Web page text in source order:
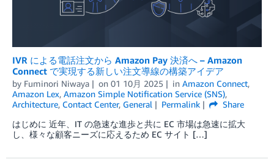
IVR による電話注文から Amazon Pay 決済へ – Amazon
Connect で実現する新しい注文導線の構築アイデア
by Fuminori Niwaya on 01 10月 2025 in Amazon Connect,
Amazon Lex, Amazon Simple Notification Service (SNS),
Architecture, Contact Center, General Permalink
Share
はじめに 近年、IT の急速な進歩と共に EC 市場は急速に拡大
し、様々な顧客ニーズに応えるため EC サイト […]